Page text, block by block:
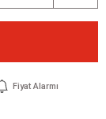
Fiyat Alarmı